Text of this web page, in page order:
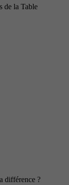
de la Table
différence ?